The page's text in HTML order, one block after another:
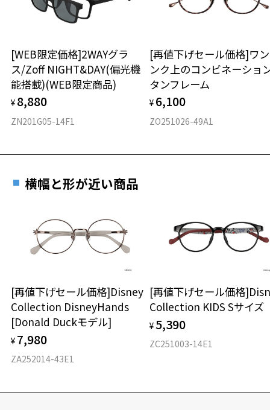
タイプ
材質
フロント素材：チタン
[WEB限定価格]2WAYグラ
ス/Zoff NIGHT&DAY(偏光機
能搭載)(WEB限定商品)
¥ 8,880
ZN201G05-14F1
[再値下げセール価格]ワ
ンク上のコンビネーショ
タンフレーム
¥ 6,100
ZO251026-49A1
横幅と形が近い商品
[再値下げセール価格]Disney
Collection DisneyHands
[Donald Duckモデル]
¥ 7,980
ZA252014-43E1
[再値下げセール価格
Collection KIDS Sサイズ
¥ 5,390
ZC251003-14E1